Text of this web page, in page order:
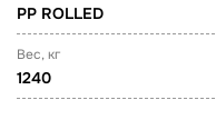
PP ROLLED
Вес, кг
1240